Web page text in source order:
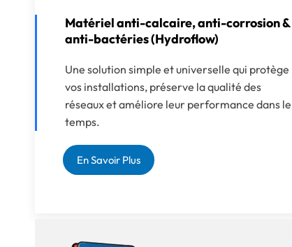
Matériel anti-calcaire, anti-corrosion &
anti-bactéries (Hydroflow)
Une solution simple et universelle qui protège
vos installations, préserve la qualité des
réseaux et améliore leur performance dans le
temps.
En Savoir Plus